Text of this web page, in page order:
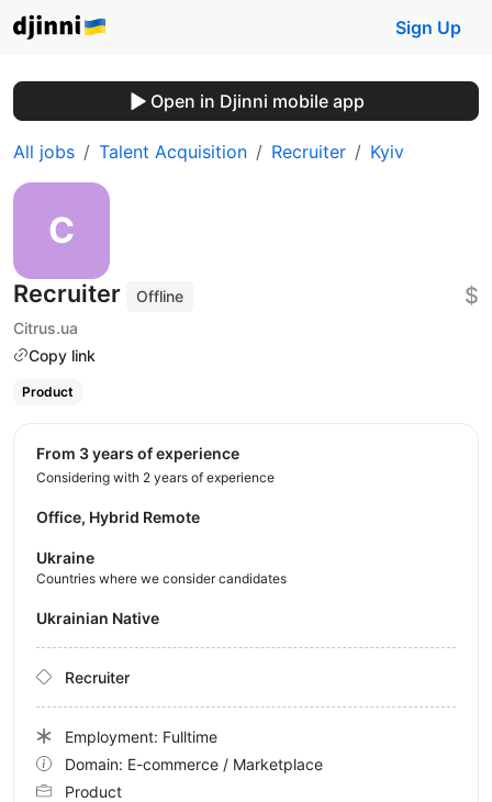
Sign Up
Open in Djinni mobile app
All jobs Talent Acquisition Recruiter Kyiv
Recruiter
Offline
Citrus.ua
Copy link
$
Product
from 3 years of experience
Considering with 2 years of experience
Office, Hybrid Remote
Ukraine
Countries where we consider candidates
Ukrainian Native
Recruiter
Employment: Fulltime
Domain: E-commerce / Marketplace
Product